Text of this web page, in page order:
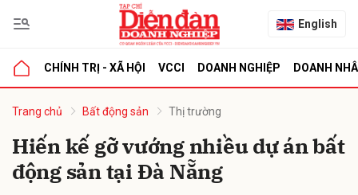
English
CHÍNH TRỊ - XÃ HỘI VCCI DOANH NGHIỆP DOANH
Trang chủ Bất động sản Thị trường
Hiến kế gỡ vướng nhiều dự án bất
động sản tại Đà Nẵng
luận